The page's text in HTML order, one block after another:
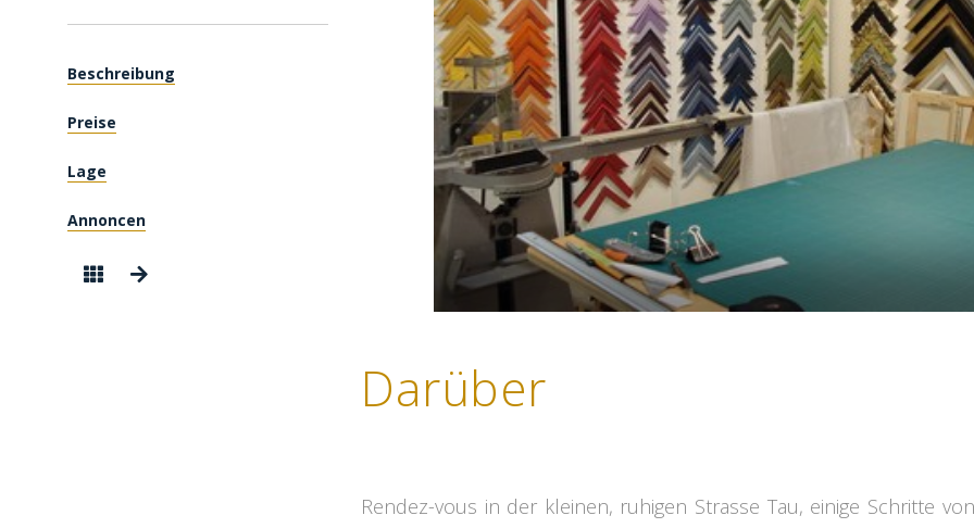
Beschreibung
Preise
Lage
Annoncen
Darüber
Rendez-vous in der kleinen, ruhigen Strasse Tau, einige Schritte